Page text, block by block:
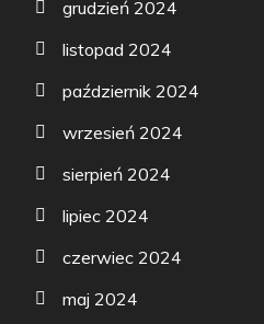
grudzień 2024
listopad 2024
październik 2024
wrzesień 2024
sierpień 2024
lipiec 2024
czerwiec 2024
maj 2024